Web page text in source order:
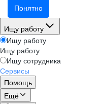
Понятно
Ищу работу
Ищу работу
Ищу работу
Ищу сотрудника
Сервисы
Помощь
Ещё